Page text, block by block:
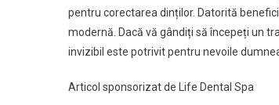
pentru corectarea dinților. Datorită
modernă. Dacă vă gândiți să începeți un
invizibil este potrivit pentru nevoile
Articol sponsorizat de Life Dental Spa